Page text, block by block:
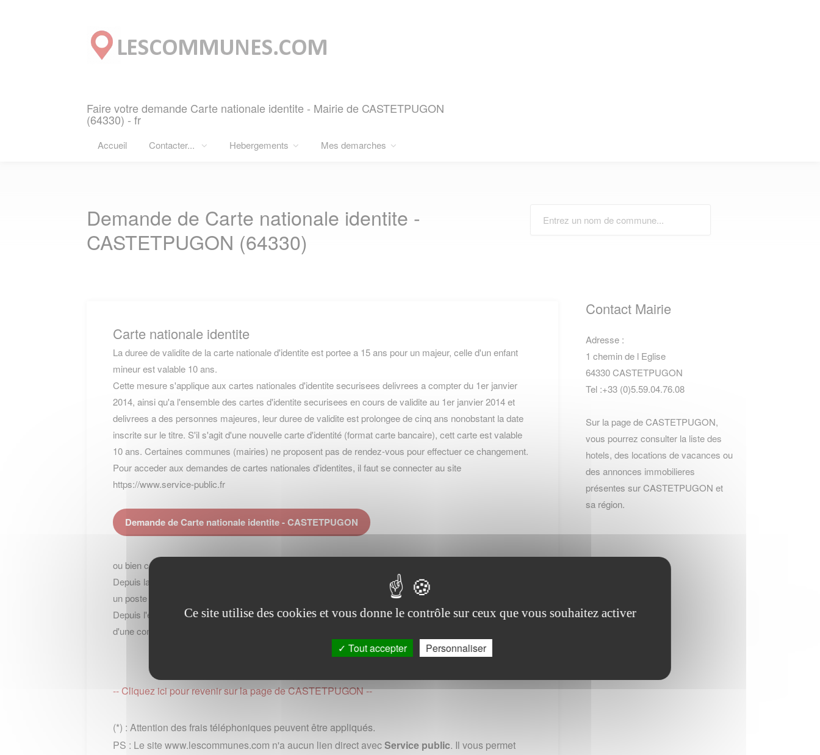
Faire votre demande Carte nationale identite - Mairie de CASTETPUGON
(64330) - fr
Accueil Contacter... Hebergements Mes demarches
Demande de Carte nationale identite -
CASTETPUGON (64330)
Carte nationale identite
La duree de validite de la carte nationale d'identite est portee a 15 ans pour un majeur, celle d'un enfant
mineur est valable 10 ans.
Cette mesure s'applique aux cartes nationales d'identite securisees delivrees a compter du 1er janvier
2014, ainsi qu'a l'ensemble des cartes d'identite securisees en cours de validite au 1er janvier 2014 et
delivrees a des personnes majeures, leur duree de validite est prolongee de cinq ans nonobstant la date
inscrite sur le titre. S'il s'agit d'une nouvelle carte d'identité (format carte bancaire), cett carte est valable
10 ans. Certaines communes (mairies) ne proposent pas de rendez-vous pour effectuer ce changement.
Pour acceder aux demandes de cartes nationales d'identites, il faut se connecter au site
https://www.service-public.fr
Demande de Carte nationale identite - CASTETPUGON
ou bien contacter le service par telephone
Depuis la France : au 39 39 du lundi au vendredi de 8h30 a 19h (en France, 0,15 euros ttc/minute depuis
un poste fixe)
Depuis l'etranger ou hors metropole: +33 (0) 1 73 60 39 39 : uniquement depuis un poste fixe, au cout
d'une communication + cout de l'appel international variable selon les pays et les operateurs.
-- Cliquez ici pour revenir sur la page de CASTETPUGON --
(*) : Attention des frais téléphoniques peuvent être appliqués.
PS : Le site www.lescommunes.com n'a aucun lien direct avecService public. Il vous permet
Contact Mairie
Adresse :
1 chemin de l Eglise
64330 CASTETPUGON
Tel :+33 (0)5.59.04.76.08
Sur la page de CASTETPUGON,
vous pourrez consulter la liste des
hotels, des locations de vacances ou
des annonces immobilieres
présentes sur CASTETPUGON et
sa région.
Ce site utilise des cookies et vous donne le contrôle sur ceux que vous souhaitez activer
Tout accepter Personnaliser